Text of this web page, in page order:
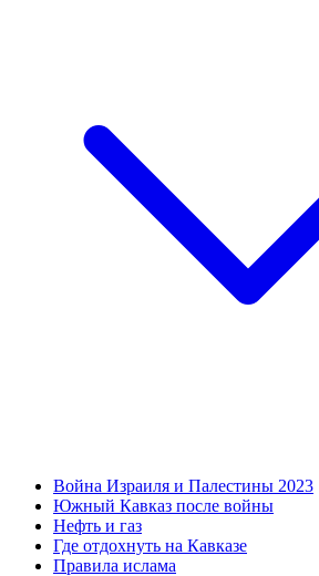
Война Израиля и Палестины 2023
Южный Кавказ после войны
Нефть и газ
Где отдохнуть на Кавказе
Правила ислама